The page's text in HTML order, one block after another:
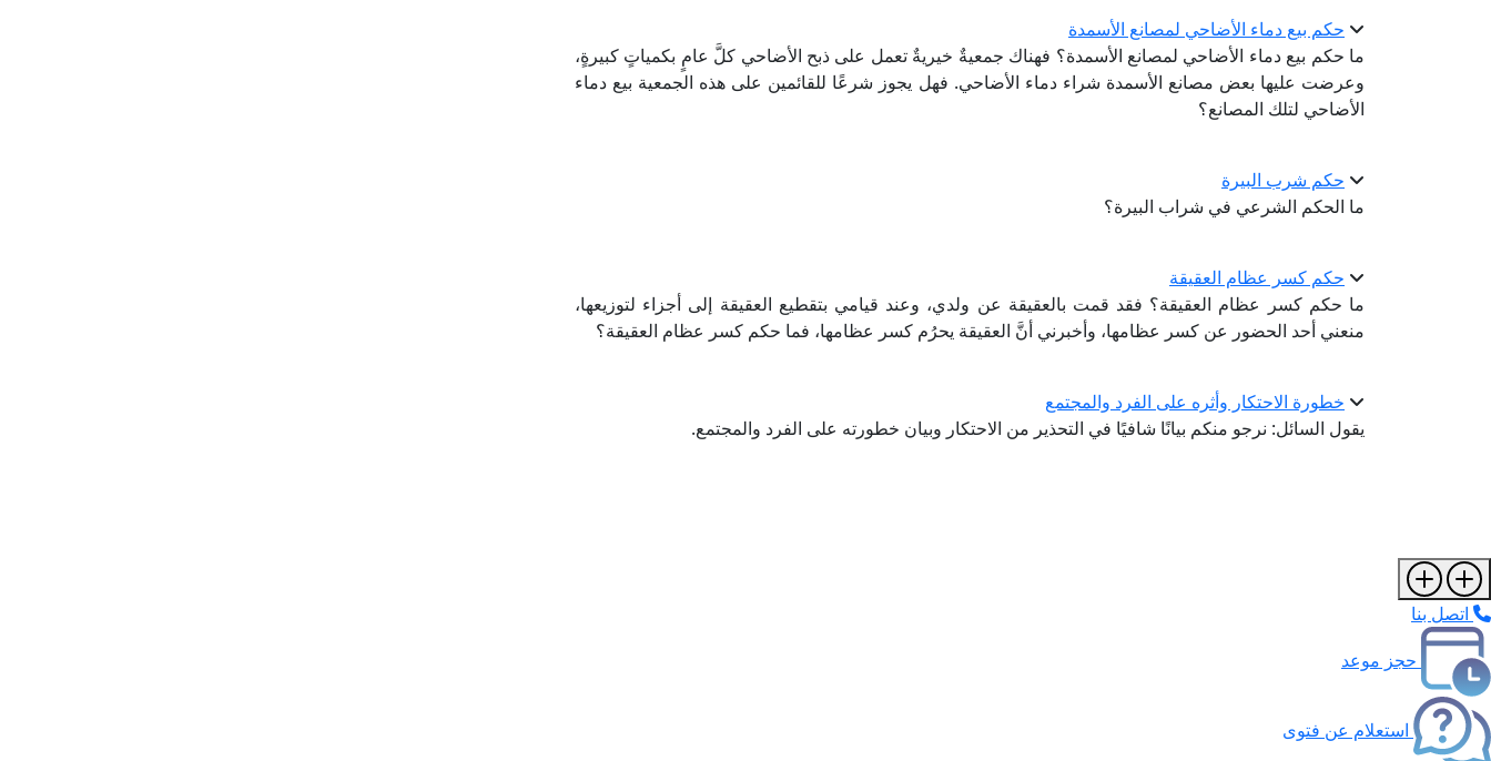
حكم بيع دماء الأضاحي لمصانع الأسمدة
ما حكم بيع دماء الأضاحي لمصانع الأسمدة؟ فهناك جمعيةٌ خيريةٌ تعمل على ذبح الأضاحي كلَّ عامٍ بكمياتٍ كبيرةٍ،
وعرضت عليها بعض مصانع الأسمدة شراء دماء الأضاحي. فهل يجوز شرعًا للقائمين على هذه الجمعية بيع دماء
الأضاحي لتلك المصانع؟
حكم شرب البيرة
ما الحكم الشرعي في شراب البيرة؟
حكم كسر عظام العقيقة
ما حكم كسر عظام العقيقة؟ فقد قمت بالعقيقة عن ولدي، وعند قيامي بتقطيع العقيقة إلى أجزاء لتوزيعها،
منعني أحد الحضور عن كسر عظامها، وأخبرني أنَّ العقيقة يحرُم كسر عظامها، فما حكم كسر عظام العقيقة؟
خطورة الاحتكار وأثره على الفرد والمجتمع
يقول السائل: نرجو منكم بيانًا شافيًا في التحذير من الاحتكار وبيان خطورته على الفرد والمجتمع.
اتصل بنا
حجز موعد
استعلام عن فتوى